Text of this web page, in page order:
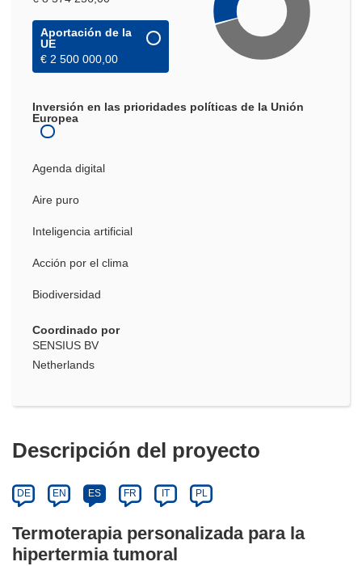
Aportación de la
UE
€ 2 500 000,00
Inversión en las prioridades políticas de la Unión
Europea
Agenda digital
Aire puro
Inteligencia artificial
Acción por el clima
Biodiversidad
Coordinado por
SENSIUS BV
Netherlands
Descripción del proyecto
DE EN ES FR IT PL
Termoterapia personalizada para la
hipertermia tumoral